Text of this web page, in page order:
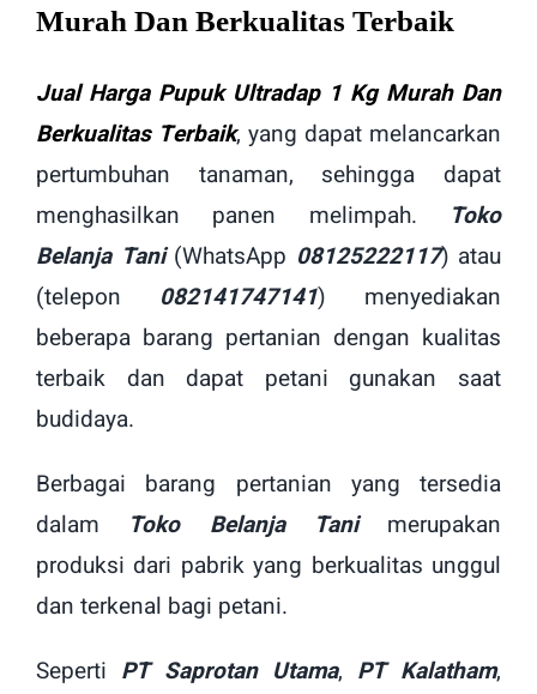
Murah Dan Berkualitas Terbaik
Jual Harga Pupuk Ultradap 1 Kg Murah Dan
Berkualitas Terbaik, yang dapat melancarkan
pertumbuhan tanaman, sehingga dapat
menghasilkan panen melimpah.
Toko
Belanja Tani(WhatsApp 08125222117) atau
(telepon 082141747141) menyediakan
beberapa barang pertanian dengan kualitas
terbaik dan dapat petani gunakan saat
budidaya.
Berbagai barang pertanian yang tersedia
dalam Toko Belanja Tanimerupakan
produksi dari pabrik yang berkualitas unggul
dan terkenal bagi petani.
Seperti PT Saprotan Utama, PT Kalatham,